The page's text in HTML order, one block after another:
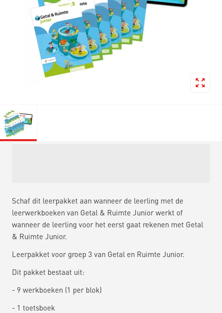
Schaf dit leerpakket aan wanneer de leerling met de
leerwerkboeken van Getal & Ruimte Junior werkt of
wanneer de leerling voor het eerst gaat rekenen met Getal
& Ruimte Junior.
Leerpakket voor groep 3 van Getal en Ruimte Junior.
Dit pakket bestaat uit:
- 9 werkboeken (1 per blok)
- 1 toetsboek